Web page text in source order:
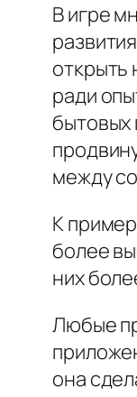
В игре
открыть
ради
бытовых
между
К
более
них
Любые
она